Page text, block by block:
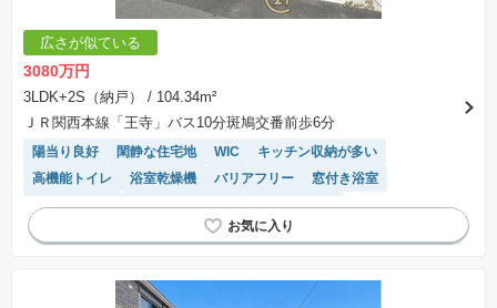
広さが似ている
3080万円
3LDK+2S（納戸）
/ 104.34m²
ＪＲ関西本線「王寺」バス10分斑鳩交番前歩6分
陽当り良好 閑静な住宅地 WIC
キッチン収納が多い
高機能トイレ
浴室乾燥機 バリアフリー
窓付き浴室
対面キッチン
システムキッチン
長期優良住宅
モニター付きインターホン
温水洗浄便座